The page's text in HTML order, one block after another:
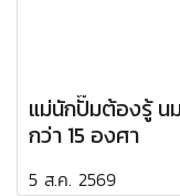
แม่นักปั๊มต้องรู้ น
กว่า 15 องศา
5 ส.ค. 2569